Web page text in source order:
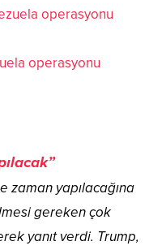
operasyonu
zaman yapılacağına
gereken çok
yanıt verdi. Trump,